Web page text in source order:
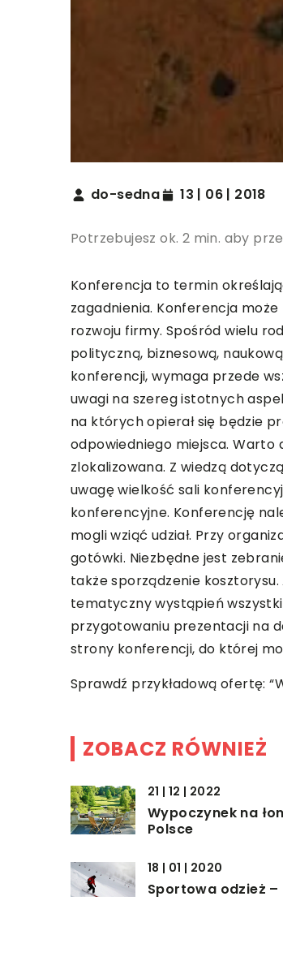
do-sedna 13 | 06 | 2018
Potrzebujesz ok. 2 min. aby
Konferencja to termin
zagadnienia. Konferencja
rozwoju firmy. Spośród wielu
polityczną, biznesową,
konferencji, wymaga przede
uwagi na szereg istotnych
na których opierał się będzie
odpowiedniego miejsca. Warto
zlokalizowana. Z wiedzą
uwagę wielkość sali
konferencyjne. Konferencję
mogli wziąć udział. Przy
gotówki. Niezbędne jest
także sporządzenie
tematyczny wystąpień
przygotowaniu prezentacji na
strony konferencji, do której
Sprawdź przykładową ofertę:
ZOBACZ RÓWNIEŻ
21 | 12 | 2022
Wypoczynek na
Polsce
18 | 01 | 2020
Sportowa odzież –